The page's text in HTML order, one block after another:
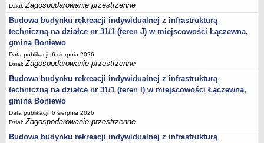
2007
2008
2010
2009
POMOC PUBLICZNA
PUBLICZNIE DOSTĘPNY WYKAZ DANYCH ZAWIERAJĄCYCH INFORMACJE O
ŚRODOWISKU I JEGO OCHRONIE
Pliki do pobrania
Udostepnianie informacji o środowisku
Informacja o wykazie
Dział:Zagospodarowanie przestrzenne
Budowa budynku rekreacji indywidualnej z infrastrukturą
techniczną na działce nr 31/1 (teren J) w miejscowości Łączewna,
gmina Boniewo
Data publikacji: 6 sierpnia 2026
Dział:Zagospodarowanie przestrzenne
Budowa budynku rekreacji indywidualnej z infrastrukturą
techniczną na działce nr 31/1 (teren I) w miejscowości Łączewna,
gmina Boniewo
Data publikacji: 6 sierpnia 2026
Dział:Zagospodarowanie przestrzenne
Budowa budynku rekreacji indywidualnej z infrastrukturą